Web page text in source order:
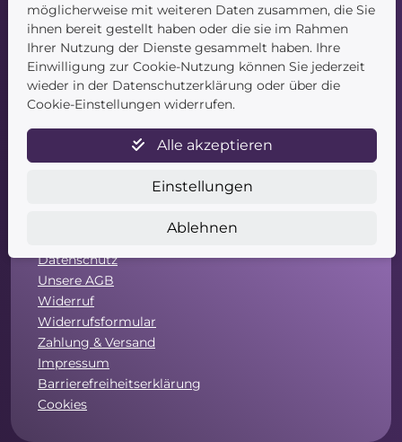
Startseite
Blog
Kontakt
Datenschutz
Unsere AGB
Widerruf
Widerrufsformular
Zahlung & Versand
Impressum
Barrierefreiheitserklärung
Cookies
möglicherweise mit weiteren Daten zusammen, die Sie
ihnen bereit gestellt haben oder die sie im Rahmen
Ihrer Nutzung der Dienste gesammelt haben. Ihre
Einwilligung zur Cookie-Nutzung können Sie jederzeit
wieder in der Datenschutzerklärung oder über die
Cookie-Einstellungen widerrufen.
Alle akzeptieren
Einstellungen
Ablehnen